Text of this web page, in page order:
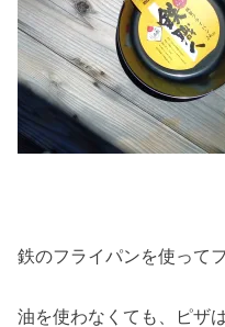
鉄のフライパンを使ってフ
油を使わなくても、ピザ